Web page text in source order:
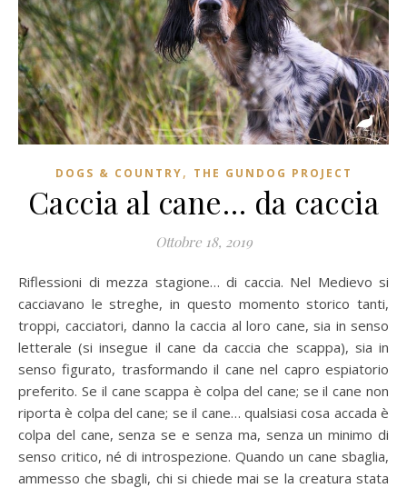
DOGS & COUNTRY, THE GUNDOG PROJECT
Caccia al cane… da caccia
Ottobre 18, 2019
Riflessioni di mezza stagione… di caccia. Nel Medievo si
cacciavano le streghe, in questo momento storico tanti,
troppi, cacciatori, danno la caccia al loro cane, sia in senso
letterale (si insegue il cane da caccia che scappa), sia in
senso figurato, trasformando il cane nel capro espiatorio
preferito. Se il cane scappa è colpa del cane; se il cane non
riporta è colpa del cane; se il cane… qualsiasi cosa accada è
colpa del cane, senza se e senza ma, senza un minimo di
senso critico, né di introspezione. Quando un cane sbaglia,
ammesso che sbagli, chi si chiede mai se la creatura stata